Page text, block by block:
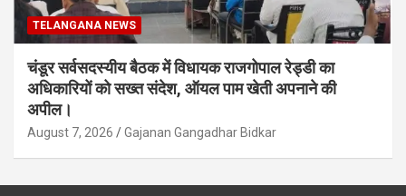
TELANGANA NEWS
चंडूर सर्वसदस्यीय बैठक में विधायक राजगोपाल रेड्डी का
अधिकारियों को सख्त संदेश, ऑयल पाम खेती अपनाने की
अपील।
August 7, 2026 Gajanan Gangadhar Bidkar